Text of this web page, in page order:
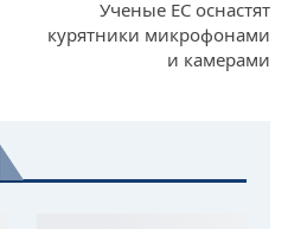
Ученые ЕС оснастят
курятники микрофонами
и камерами